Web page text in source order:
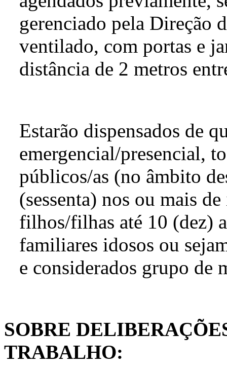
gerenciado pela Direção
ventilado, com portas e
distância de 2 metros
Estarão dispensados de
emergencial/presencial,
públicos/as (no âmbito
(sessenta) nos ou mais
filhos/filhas até 10 (dez)
familiares idosos ou
e considerados grupo de
SOBRE
TRABALHO: